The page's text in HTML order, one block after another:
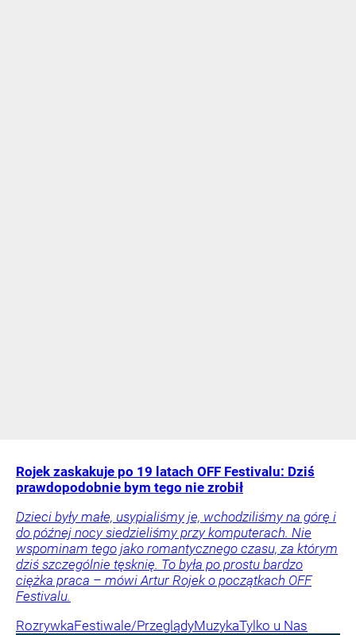
Rojek zaskakuje po 19 latach OFF Festivalu: Dziś
prawdopodobnie bym tego nie zrobił
Dzieci były małe, usypialiśmy je, wchodziliśmy na górę i
do późnej nocy siedzieliśmy przy komputerach. Nie
wspominam tego jako romantycznego czasu, za którym
dziś szczególnie tęsknię. To była po prostu bardzo
ciężka praca – mówi Artur Rojek o początkach OFF
Festivalu.
RozrywkaFestiwale/PrzeglądyMuzykaTylko u Nas